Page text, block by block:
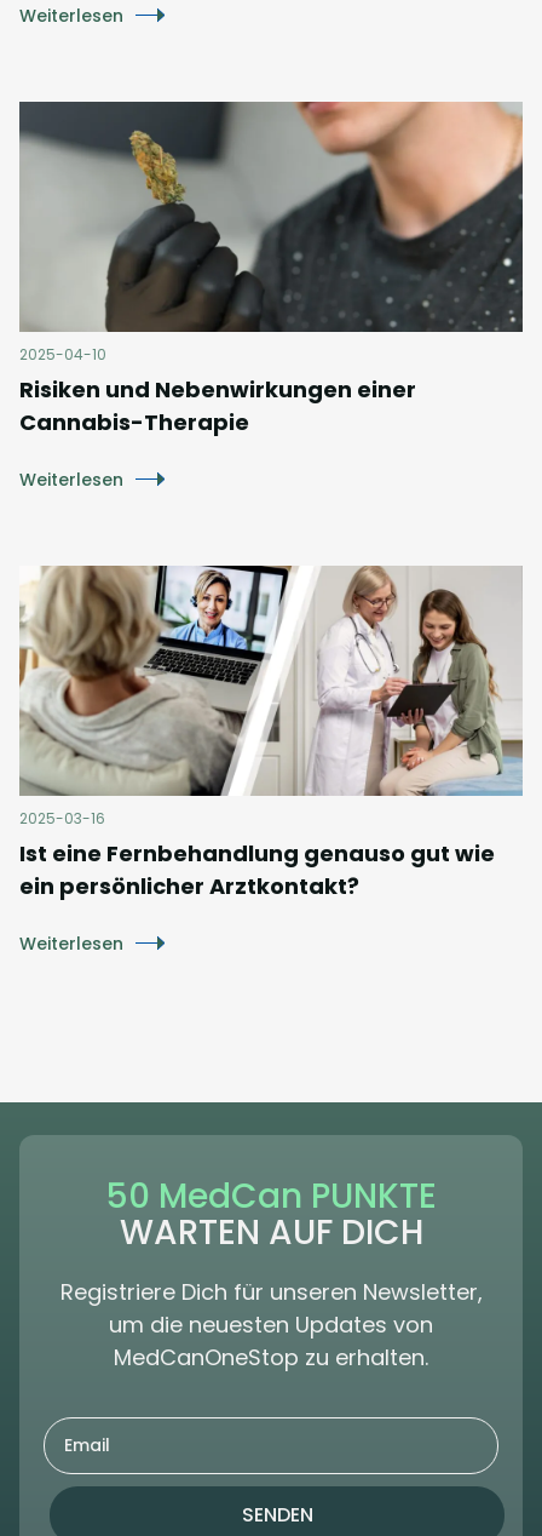
Weiterlesen
2025-04-10
Risiken und Nebenwirkungen einer
Cannabis-Therapie
Weiterlesen
2025-03-16
Ist eine Fernbehandlung genauso gut wie
ein persönlicher Arztkontakt?
Weiterlesen
50 MedCan PUNKTE
WARTEN AUF DICH
Registriere Dich für unseren Newsletter,
um die neuesten Updates von
MedCanOneStop zu erhalten.
SENDEN